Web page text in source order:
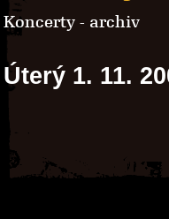
Koncerty - archiv
Úterý 1. 11.